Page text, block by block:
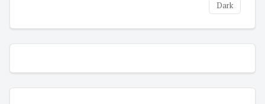
Dark